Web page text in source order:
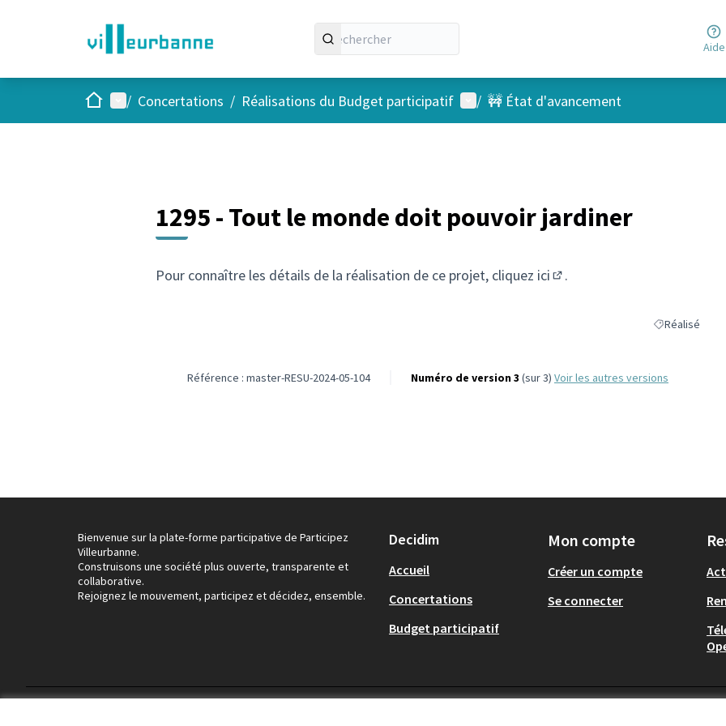
Aide
AccueilMenu principal
/ Concertations / Réalisations du Budget participatif Menu utilisateur
/ 🚧 État d'avancement
1295 - Tout le monde doit pouvoir jardiner
Pour connaître les détails de la réalisation de ce projet, cliquez ici .
Filtrer les
Réalisé
Référence : master-RESU-2024-05-104 Numéro de version 3 (sur 3) voir les autres versions
Bienvenue sur la plate-forme participative de Participez
Villeurbanne.
Construisons une société plus ouverte, transparente et
collaborative.
Rejoignez le mouvement, participez et décidez, ensemble.
Decidim
Accueil
Concertations
Budget participatif
Mon compte
Créer un compte
Se connecter